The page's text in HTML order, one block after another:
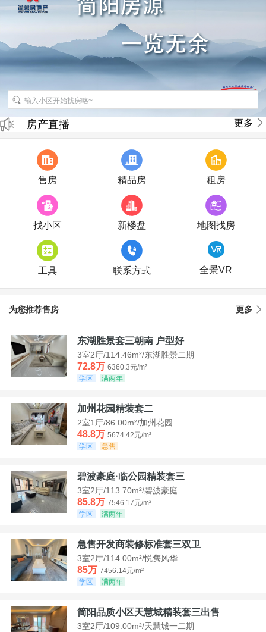
招聘房产销售经纪人
房产直播 更多
售房 精品房 租房
找小区 新楼盘 地图找房
工具 联系方式 全景VR
为您推荐售房 更多
东湖胜景套三朝南 户型好
3室2厅/114.46m²/东湖胜景二期
72.8万 6360.3元/m²
学区
满两年
加州花园精装套二
2室1厅/86.00m²/加州花园
48.8万 5674.42元/m²
学区
急售
碧波豪庭·临公园精装套三
3室2厅/113.70m²/碧波豪庭
85.8万 7546.17元/m²
学区
满两年
急售开发商装修标准套三双卫
3室2厅/114.00m²/悦隽风华
85万 7456.14元/m²
学区
满两年
简阳品质小区天慧城精装套三出售
3室2厅/109.00m²/天慧城一二期